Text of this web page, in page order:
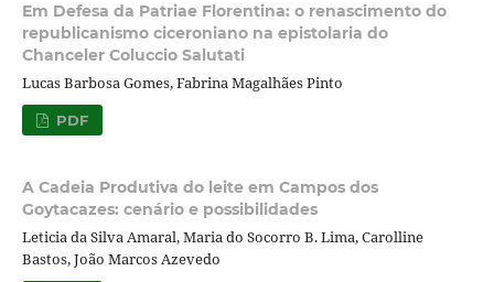
Em Defesa da Patriae Florentina: o renascimento do
republicanismo ciceroniano na epistolaria do
Chanceler Coluccio Salutati
Lucas Barbosa Gomes, Fabrina Magalhães Pinto
PDF
A Cadeia Produtiva do leite em Campos dos
Goytacazes: cenário e possibilidades
Leticia da Silva Amaral, Maria do Socorro B. Lima, Carolline
Bastos, João Marcos Azevedo